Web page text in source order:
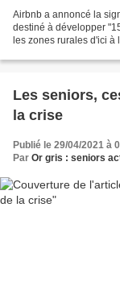
Airbnb a annoncé la
destiné à développer
les zones rurales d'ici à
Les seniors,
la crise
Publié le 29/04/2021 à
Par Or gris : seniors